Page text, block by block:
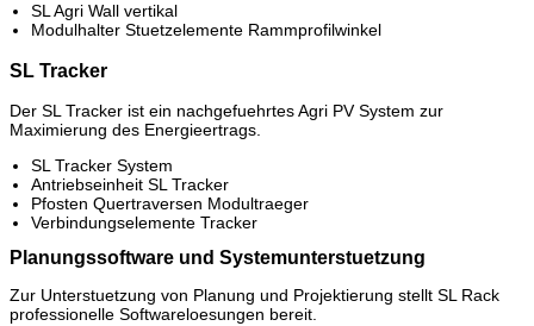
SL Agri Wall vertikal
Modulhalter Stuetzelemente Rammprofilwinkel
SL Tracker
Der SL Tracker ist ein nachgefuehrtes Agri PV System zur
Maximierung des Energieertrags.
SL Tracker System
Antriebseinheit SL Tracker
Pfosten Quertraversen Modultraeger
Verbindungselemente Tracker
Planungssoftware und Systemunterstuetzung
Zur Unterstuetzung von Planung und Projektierung stellt SL Rack
professionelle Softwareloesungen bereit.